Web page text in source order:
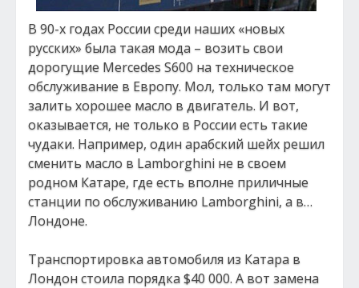
В 90-х годах России среди наших «новых
русских» была такая мода – возить свои
дорогущие Mercedes S600 на техническое
обслуживание в Европу. Мол, только там могут
залить хорошее масло в двигатель. И вот,
оказывается, не только в России есть такие
чудаки. Например, один арабский шейх решил
сменить масло в Lamborghini не в своем
родном Катаре, где есть вполне приличные
станции по обслуживанию Lamborghini, а в…
Лондоне.
Транспортировка автомобиля из Катара в
Лондон стоила порядка $40 000. А вот замена